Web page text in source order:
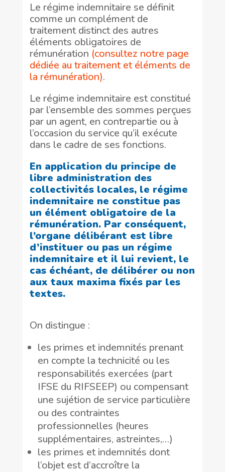
Le régime indemnitaire se définit
comme un complément de
traitement distinct des autres
éléments obligatoires de
rémunération (consultez notre page
dédiée au traitement et éléments de
la rémunération).
Le régime indemnitaire est constitué
par l’ensemble des sommes perçues
par un agent, en contrepartie ou à
l’occasion du service qu’il exécute
dans le cadre de ses fonctions.
En application du principe de
libre administration des
collectivités locales, le régime
indemnitaire ne constitue pas
un élément obligatoire de la
rémunération. Par conséquent,
l’organe délibérant est libre
d’instituer ou pas un régime
indemnitaire et il lui revient, le
cas échéant, de délibérer ou non
aux taux maxima fixés par les
textes.
On distingue :
les primes et indemnités prenant
en compte la technicité ou les
responsabilités exercées (part
IFSE du RIFSEEP) ou compensant
une sujétion de service particulière
ou des contraintes
professionnelles (heures
supplémentaires, astreintes,…)
les primes et indemnités dont
l’objet est d’accroître la